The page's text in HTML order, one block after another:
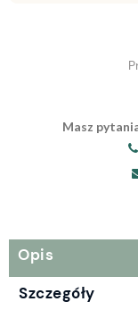
Masz
Opis
Szczegóły